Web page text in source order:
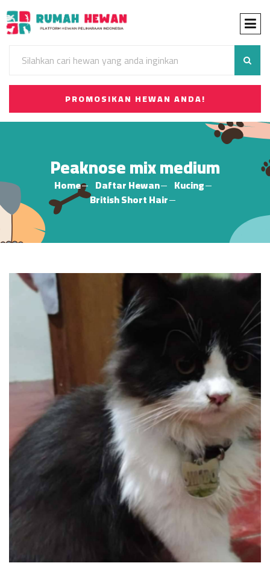
PROMOSIKAN HEWAN ANDA!
Peaknose mix medium
Home Daftar Hewan
Kucing
British Short Hair